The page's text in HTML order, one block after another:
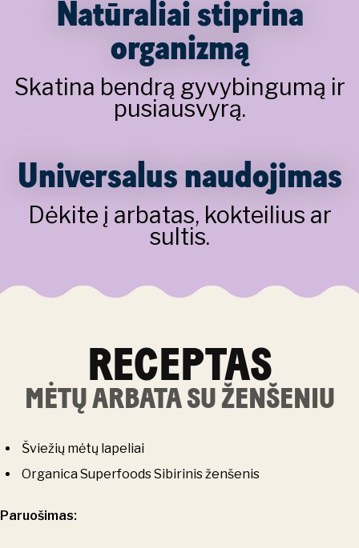
Natūraliai stiprina
organizmą
Skatina bendrą gyvybingumą ir
pusiausvyrą.
Universalus naudojimas
Dėkite į arbatas, kokteilius ar
sultis.
RECEPTAS
MĖTŲ ARBATA SU ŽENŠENIU
Šviežių mėtų lapeliai
Organica Superfoods Sibirinis ženšenis
Paruošimas: